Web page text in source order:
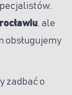
, ale
obsługujemy
zadbać o